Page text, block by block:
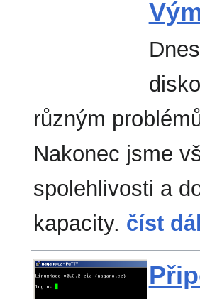
různým
Nakonec jsme
spolehlivosti a
kapacity. číst